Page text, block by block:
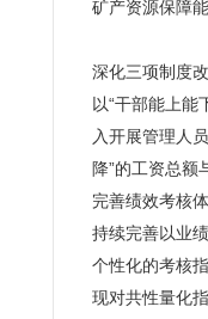
矿产资源保障
深化三项制度
以“干部能上
入开展管理人
降”的工资总额
完善绩效考核
持续完善以业
个性化的考核
现对共性量化